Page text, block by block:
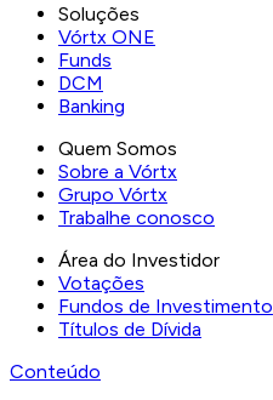
Soluções
Vórtx ONE
Funds
DCM
Banking
Quem Somos
Sobre a Vórtx
Grupo Vórtx
Trabalhe conosco
Área do Investidor
Votações
Fundos de Investimento
Títulos de Dívida
Conteúdo